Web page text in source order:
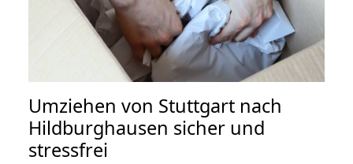
Umziehen von Stuttgart nach
Hildburghausen sicher und
stressfrei